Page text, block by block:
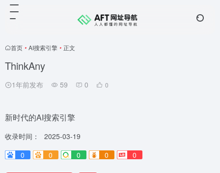
首页 • AI搜索引擎 • 正文
ThinkAny
1年前发布 59 0 0
新时代的AI搜索引擎
收录时间：
2025-03-19
0
0 0 0 0